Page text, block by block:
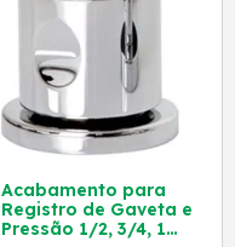
Acabamento para
Registro de Gaveta e
Pressão 1/2, 3/4, 1